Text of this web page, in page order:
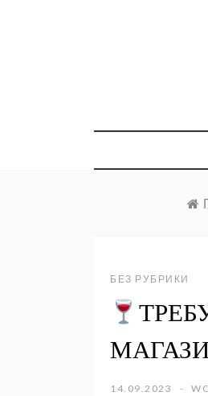
БЕЗ РУБРИКИ
14.09.2023